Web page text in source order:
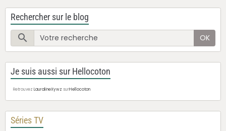
Rechercher sur le blog
OK
Je suis aussi sur Hellocoton
Retrouvez LauralineXywz surHellocoton
Séries TV